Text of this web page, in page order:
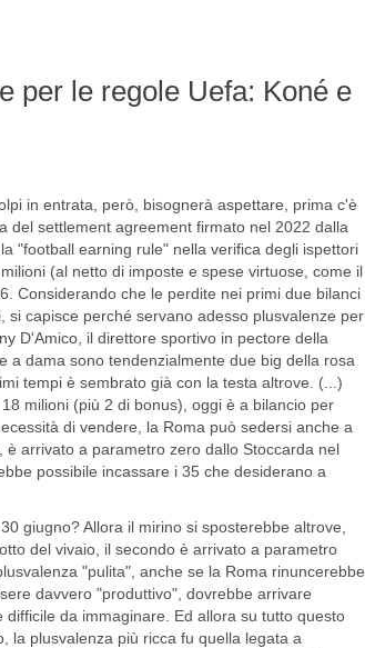
per le regole Uefa: Koné e
in entrata, però, bisognerà aspettare, prima c'è
del settlement agreement firmato nel 2022 dalla
"football earning rule" nella verifica degli ispettori
(al netto di imposte e spese virtuose, come il
Considerando che le perdite nei primi due bilanci
capisce perché servano adesso plusvalenze per
D'Amico, il direttore sportivo in pectore della
a dama sono tendenzialmente due big della rosa
tempi è sembrato già con la testa altrove. (...)
milioni (più 2 di bonus), oggi è a bilancio per
di vendere, la Roma può sedersi anche a
arrivato a parametro zero dallo Stoccarda nel
possibile incassare i 35 che desiderano a
giugno? Allora il mirino si sposterebbe altrove,
del vivaio, il secondo è arrivato a parametro
"pulita", anche se la Roma rinuncerebbe
davvero "produttivo", dovrebbe arrivare
da immaginare. Ed allora su tutto questo
la plusvalenza più ricca fu quella legata a